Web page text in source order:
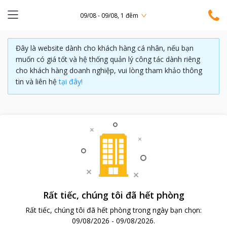
09/08 - 09/08, 1 đêm
Đây là website dành cho khách hàng cá nhân, nếu bạn
muốn có giá tốt và hệ thống quản lý công tác dành riêng
cho khách hàng doanh nghiệp, vui lòng tham khảo thông
tin và liên hệ tại đây!
Rất tiếc, chúng tôi đã hết phòng
Rất tiếc, chúng tôi đã hết phòng trong ngày bạn chọn:
09/08/2026 - 09/08/2026.